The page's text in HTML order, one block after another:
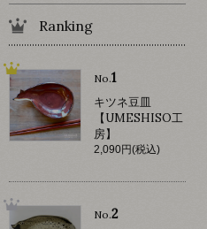
Ranking
No.1
キツネ豆皿
【UMESHISO工
房】
2,090円(税込)
No.2